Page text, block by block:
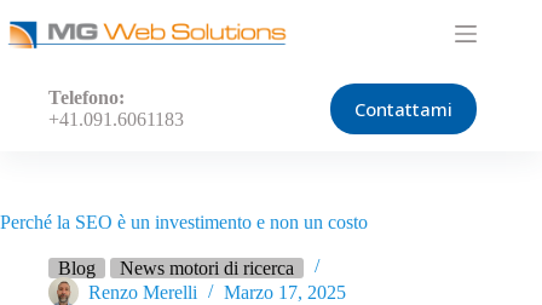
al
contenuto
Telefono:
+41.091.6061183
Contattami
Perché la SEO è un investimento e non un costo
Blog
News motori di ricerca
Renzo Merelli
Marzo 17, 2025